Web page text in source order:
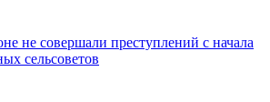
не совершали преступлений с начала
сельсоветов